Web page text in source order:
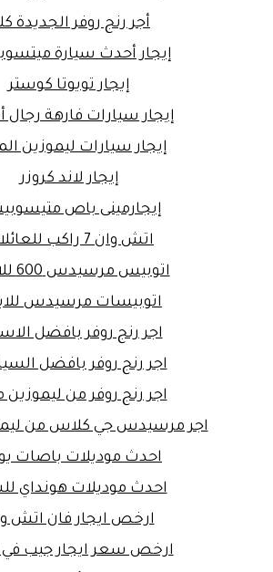
أجر رنج روفر الجديدة
إيجار أحدث سيارة
إيجار تويوتا كوستر
إيجار سيارات فارهة رجال
إيجار سيارات ليموزين
إيجار لاند كروزر
إيجارمينى باص
اتش وان 7 راكب للعائلات
اتوبيس مرسيدس 600 للايجار
اتوبيسات مرسيدس
اجر رنج روفر بافضل
اجر رنج روفر بافضل
اجر رنج روفر من
اجر مرسيدس جي كلاس من
احدث موديلات باصات
احدث موديلات هونداي
ارخص ايجار فان اتش
ارخص سعر ايجار جيب